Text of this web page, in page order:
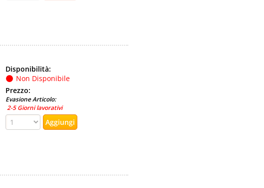
Disponibilità:
Non Disponibile
Prezzo:
Evasione Articolo:
2-5 Giorni lavorativi